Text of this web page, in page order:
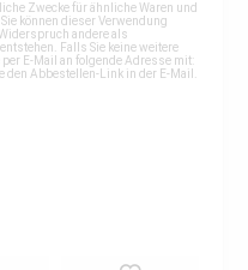
Zwecke für ähnliche Waren und
können dieser Verwendung
andere als
Falls Sie keine weitere
E-Mail an folgende Adresse mit:
den Abbestellen-Link in der E-Mail.